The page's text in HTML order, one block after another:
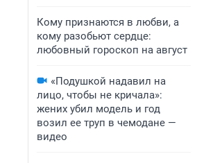
Кому признаются в любви, а
кому разобьют сердце:
любовный гороскоп на август
«Подушкой надавил на
лицо, чтобы не кричала»:
жених убил модель и год
возил ее труп в чемодане —
видео